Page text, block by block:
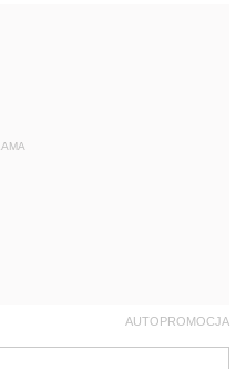
AUTOPROMOCJA